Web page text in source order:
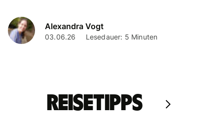
Alexandra Vogt
03.06.26 Lesedauer: 5 Minuten
Reisetipps